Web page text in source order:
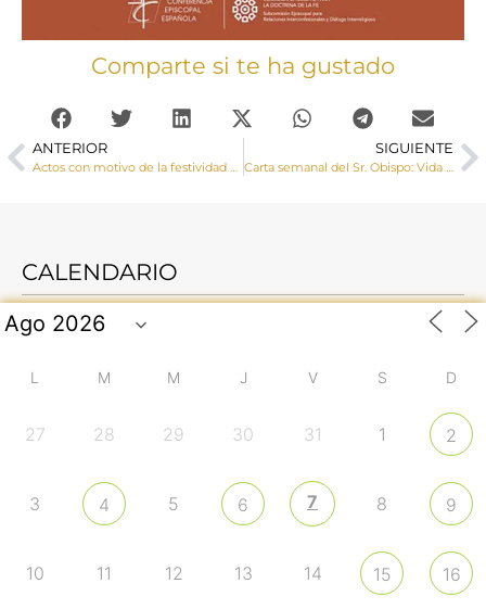
Comparte si te ha gustado
ANTERIOR
Actos con motivo de la festividad de San Julián 2024, patrón de la Diócesis de Cuenca
SIGUIENTE
Carta semanal del Sr. Obispo: Vida consagrada, vida entregada
CALENDARIO
L M M J V S D
27 28 29 30 31 1 2
3 4 5 6 7 8 9
10 11 12 13 14 15 16